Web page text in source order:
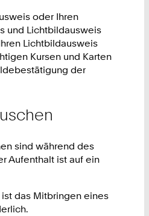
oder Ihren
und Lichtbildausweis
Lichtbildausweis
Kursen und Karten
der
sind während des
Aufenthalt ist auf ein
das Mitbringen eines